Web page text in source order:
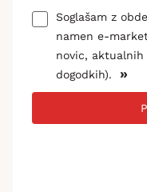
Soglašam z
namen e-
novic, aktualnih
dogodkih).
»